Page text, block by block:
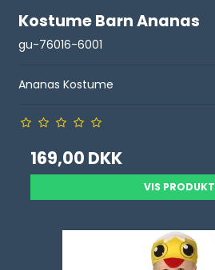
Kostume Barn Ananas
gu-76016-6001
Ananas Kostume
169,00 DKK
VIS PRODUKT